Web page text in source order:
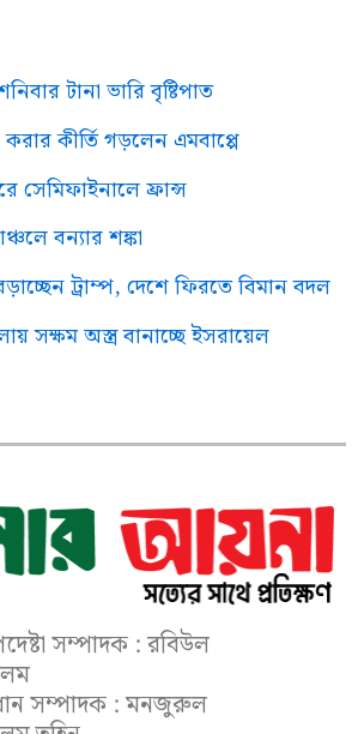
টানা ভারি বৃষ্টিপাত
কীর্তি গড়লেন এমবাপ্পে
সেমিফাইনালে ফ্রান্স
বন্যার শঙ্কা
ট্রাম্প, দেশে ফিরতে বিমান বদল
সক্ষম অস্ত্র বানাচ্ছে ইসরায়েল
সম্পাদক : রবিউল
সম্পাদক : মনজুরুল